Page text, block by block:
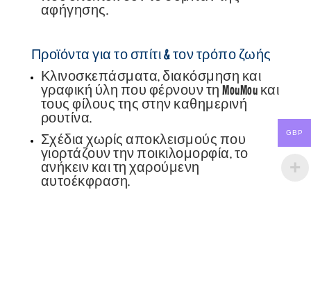
αφήγησης.
Προϊόντα για το σπίτι & τον τρόπο ζωής
Κλινοσκεπάσματα, διακόσμηση και
γραφική ύλη που φέρνουν τη MouMou και
τους φίλους της στην καθημερινή
ρουτίνα.
Σχέδια χωρίς αποκλεισμούς που
γιορτάζουν την ποικιλομορφία, το
ανήκειν και τη χαρούμενη
αυτοέκφραση.
GBP